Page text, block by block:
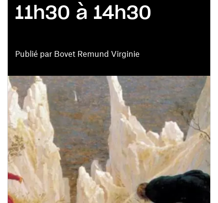
Publié par Bovet Remund Virginie
11h30 à 14h30